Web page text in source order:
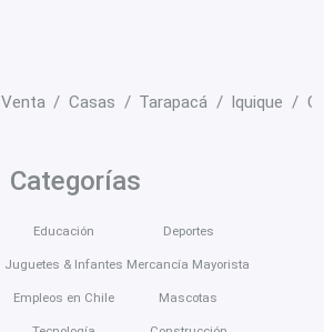
Venta Casas Tarapacá Iquique
Categorías
Educación
Juguetes & Infantes
Empleos en Chile
Deportes
Mercancía Mayorista
Mascotas